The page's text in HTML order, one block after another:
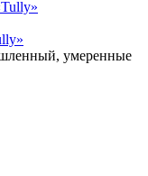
умеренные